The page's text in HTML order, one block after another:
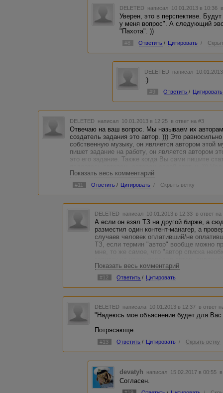
DELETED написал 10.01.2013 в 10:36
Уверен, это в перспективе.
у меня вопрос". А следующий
"Пахота". ))
#8 Ответить / Цитировать /
DELETED написал
:)
#9 Ответить / Цитировать
DELETED написал 10.01.2013 в 12:25 в ответ на #3
Отвечаю на ваш вопрос. Мы называем их
создатель задания это автор. ))) Это
собственную музыку, он является автором этой
пишет задание на работу, он является автором
это его задание. Также когда Вы сами пишите
понятным)))
Показать весь комментарий
#11 Ответить / Цитировать / Скрыть ветку
DELETED написал 10.01.2013 в 12:33 в ответ на
А если он взял ТЗ на другой бирже, а
разместил один контент-манагер, а
случаев человек оплативший/не
ТЗ, если термин "автор" вообще можно
мне, то же самое, что "автор списка
доске пример и вызвал другого автора
букв на заборе" и ты ды и ты пы :)
Показать весь комментарий
#12 Ответить / Цитировать
DELETED написала 10.01.2013 в 12:37 в ответ
"Надеюсь мое объяснение будет для
Потрясающе.
#13 Ответить / Цитировать / Скрыть ветку
devatyh написал 15.02.2017 в 00:55
Согласен.